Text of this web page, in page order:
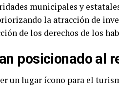
municipales y
la atracción de
de los derechos de los
posicionado al
un lugar ícono para el